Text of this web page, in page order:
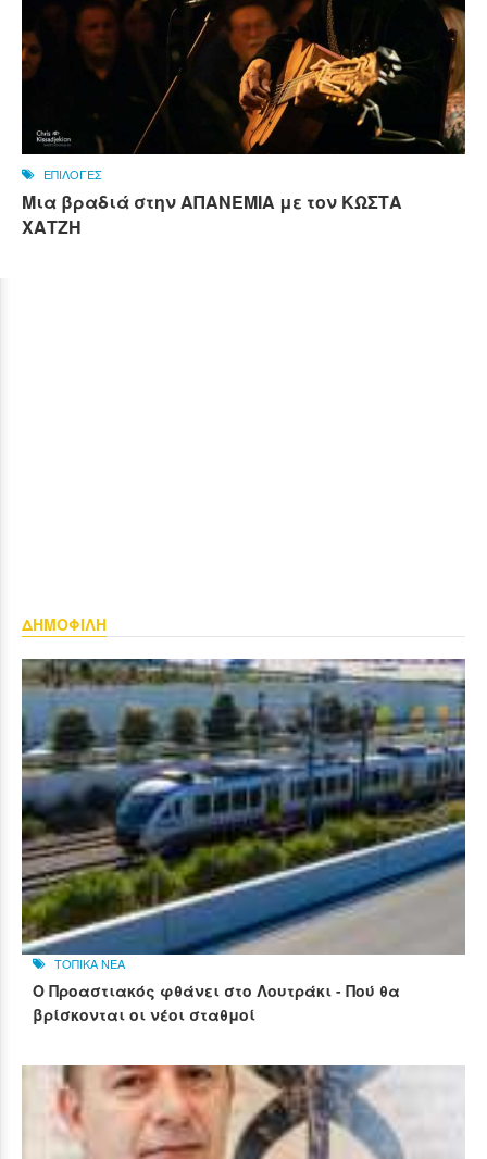
ΕΠΙΛΟΓΕΣ
Μια βραδιά στην ΑΠΑΝΕΜΙΑ με τον ΚΩΣΤΑ
ΧΑΤΖΗ
ΔΗΜΟΦΙΛΗ
ΤΟΠΙΚΑ ΝΕΑ
Ο Προαστιακός φθάνει στο Λουτράκι - Πού θα
βρίσκονται οι νέοι σταθμοί